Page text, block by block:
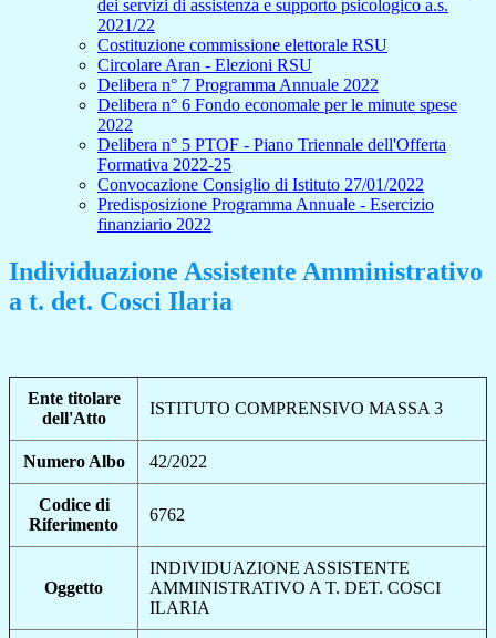
dei servizi di assistenza e supporto psicologico a.s.
2021/22
Costituzione commissione elettorale RSU
Circolare Aran - Elezioni RSU
Delibera n° 7 Programma Annuale 2022
Delibera n° 6 Fondo economale per le minute spese
2022
Delibera n° 5 PTOF - Piano Triennale dell'Offerta
Formativa 2022-25
Convocazione Consiglio di Istituto 27/01/2022
Predisposizione Programma Annuale - Esercizio
finanziario 2022
Individuazione Assistente Amministrativo
a t. det. Cosci Ilaria
Ente titolare
dell'Atto
ISTITUTO COMPRENSIVO MASSA 3
Numero Albo 42/2022
Codice di
Riferimento
6762
Oggetto
INDIVIDUAZIONE ASSISTENTE
AMMINISTRATIVO A T. DET. COSCI
ILARIA